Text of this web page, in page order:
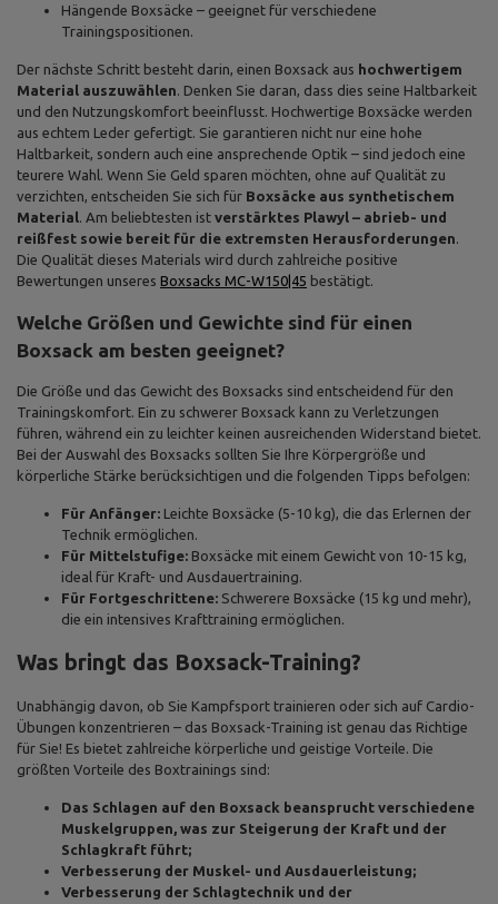
Hängende Boxsäcke – geeignet für verschiedene
Trainingspositionen.
Der nächste Schritt besteht darin, einen Boxsack aus hochwertigem
Material auszuwählen. Denken Sie daran, dass dies seine Haltbarkeit
und den Nutzungskomfort beeinflusst. Hochwertige Boxsäcke werden
aus echtem Leder gefertigt. Sie garantieren nicht nur eine hohe
Haltbarkeit, sondern auch eine ansprechende Optik – sind jedoch eine
teurere Wahl. Wenn Sie Geld sparen möchten, ohne auf Qualität zu
verzichten, entscheiden Sie sich für Boxsäcke aus synthetischem
Material. Am beliebtesten ist verstärktes Plawyl – abrieb- und
reißfest sowie bereit für die extremsten Herausforderungen.
Die Qualität dieses Materials wird durch zahlreiche positive
Bewertungen unseres Boxsacks MC-W150|45 bestätigt.
Welche Größen und Gewichte sind für einen
Boxsack am besten geeignet?
Die Größe und das Gewicht des Boxsacks sind entscheidend für den
Trainingskomfort. Ein zu schwerer Boxsack kann zu Verletzungen
führen, während ein zu leichter keinen ausreichenden Widerstand bietet.
Bei der Auswahl des Boxsacks sollten Sie Ihre Körpergröße und
körperliche Stärke berücksichtigen und die folgenden Tipps befolgen:
Für Anfänger: Leichte Boxsäcke (5-10 kg), die das Erlernen der
Technik ermöglichen.
Für Mittelstufige: Boxsäcke mit einem Gewicht von 10-15 kg,
ideal für Kraft- und Ausdauertraining.
Für Fortgeschrittene: Schwerere Boxsäcke (15 kg und mehr),
die ein intensives Krafttraining ermöglichen.
Was bringt das Boxsack-Training?
Unabhängig davon, ob Sie Kampfsport trainieren oder sich auf Cardio-
Übungen konzentrieren – das Boxsack-Training ist genau das Richtige
für Sie! Es bietet zahlreiche körperliche und geistige Vorteile. Die
größten Vorteile des Boxtrainings sind:
Das Schlagen auf den Boxsack beansprucht verschiedene
Muskelgruppen, was zur Steigerung der Kraft und der
Schlagkraft führt;
Verbesserung der Muskel- und Ausdauerleistung;
Verbesserung der Schlagtechnik und der